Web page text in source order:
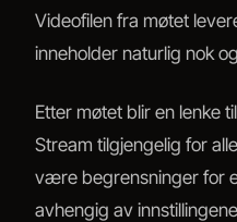
Videofilen fra møtet
inneholder naturlig nok
Etter møtet blir en lenke
Stream tilgjengelig for
være begrensninger for
avhengig av